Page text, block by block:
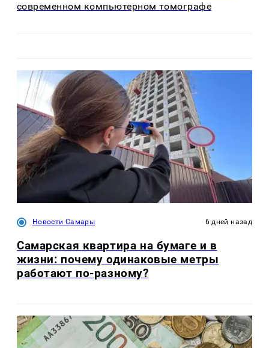
современном компьютерном томографе
Новости Самары 6 дней назад
Самарская квартира на бумаге и в
жизни: почему одинаковые метры
работают по-разному?